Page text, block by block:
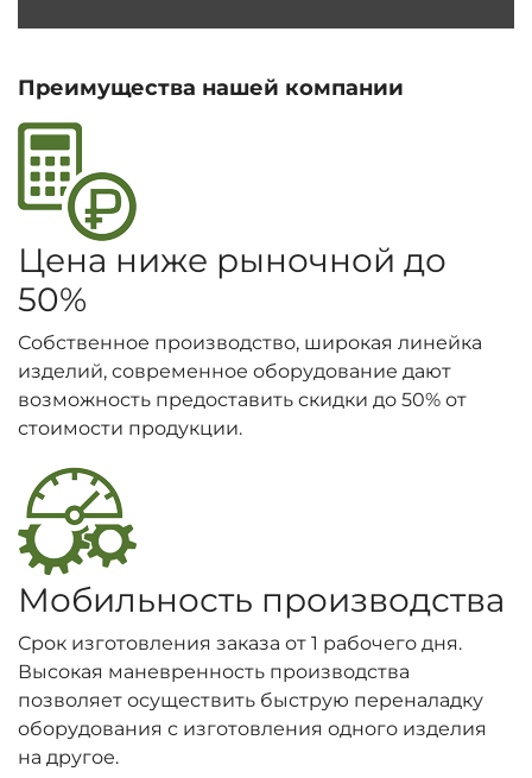
Преимущества нашей компании
Цена ниже рыночной до
50%
Собственное производство, широкая линейка
изделий, современное оборудование дают
возможность предоставить скидки до 50% от
стоимости продукции.
Мобильность производства
Срок изготовления заказа от 1 рабочего дня.
Высокая маневренность производства
позволяет осуществить быструю переналадку
оборудования с изготовления одного изделия
на другое.